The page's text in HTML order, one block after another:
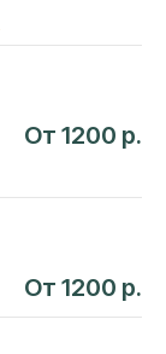
От 1200 р.
От 1200 р.